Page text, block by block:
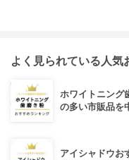
よく見られている人気
ホワイトニング
の多い市販品を
アイシャドウお